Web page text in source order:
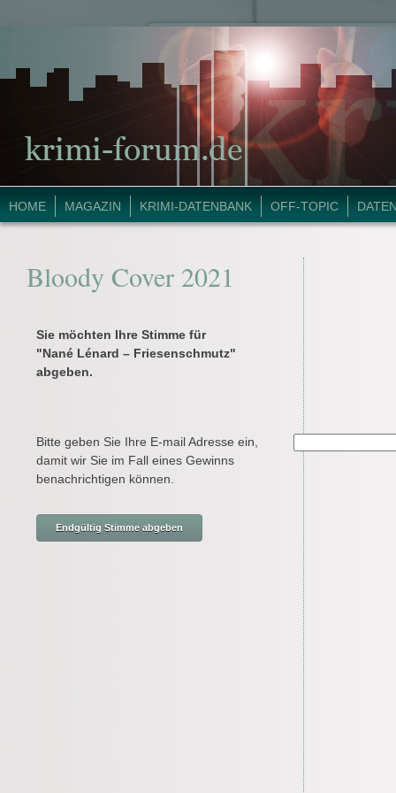
HOME MAGAZIN KRIMI-DATENBANK OFF-TOPIC
Bloody Cover 2021
Sie möchten Ihre Stimme für
"Nané Lénard – Friesenschmutz"
abgeben.
Bitte geben Sie Ihre E-mail Adresse ein,
damit wir Sie im Fall eines Gewinns
benachrichtigen können.